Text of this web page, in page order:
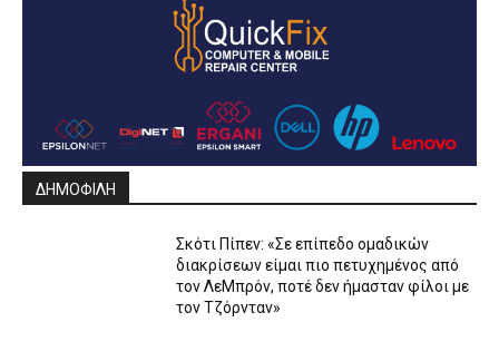
ΔΗΜΟΦΙΛΗ
Σκότι Πίπεν: «Σε επίπεδο ομαδικών
διακρίσεων είμαι πιο πετυχημένος από
τον ΛεΜπρόν, ποτέ δεν ήμασταν φίλοι με
τον Τζόρνταν»